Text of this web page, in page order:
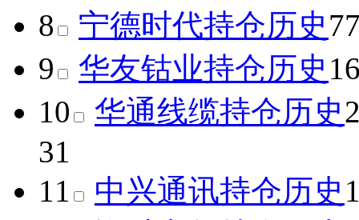
8
宁德时代持仓历史
9
华友钴业持仓历史
10
华通线缆持仓历史
31
11
中兴通讯持仓历史